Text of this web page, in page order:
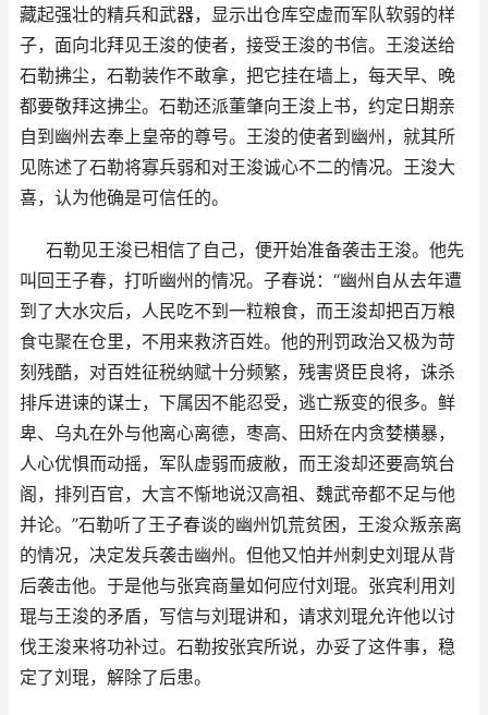
藏起强壮的精兵和武器，显示出仓库空虚而军队软弱的样
子，面向北拜见王浚的使者，接受王浚的书信。王浚送给
石勒拂尘，石勒装作不敢拿，把它挂在墙上，每天早、晚
都要敬拜这拂尘。石勒还派董肇向王浚上书，约定日期亲
自到幽州去奉上皇帝的尊号。王浚的使者到幽州，就其所
见陈述了石勒将寡兵弱和对王浚诚心不二的情况。王浚大
喜，认为他确是可信任的。
石勒见王浚已相信了自己，便开始准备袭击王浚。他先
叫回王子春，打听幽州的情况。子春说：“幽州自从去年遭
到了大水灾后，人民吃不到一粒粮食，而王浚却把百万粮
食屯聚在仓里，不用来救济百姓。他的刑罚政治又极为苛
刻残酷，对百姓征税纳赋十分频繁，残害贤臣良将，诛杀
排斥进谏的谋士，下属因不能忍受，逃亡叛变的很多。鲜
卑、乌丸在外与他离心离德，枣高、田矫在内贪婪横暴，
人心优惧而动摇，军队虚弱而疲敝，而王浚却还要高筑台
阁，排列百官，大言不惭地说汉高祖、魏武帝都不足与他
并论。”石勒听了王子春谈的幽州饥荒贫困，王浚众叛亲离
的情况，决定发兵袭击幽州。但他又怕并州刺史刘琨从背
后袭击他。于是他与张宾商量如何应付刘琨。张宾利用刘
琨与王浚的矛盾，写信与刘琨讲和，请求刘琨允许他以讨
伐王浚来将功补过。石勒按张宾所说，办妥了这件事，稳
定了刘琨，解除了后患。